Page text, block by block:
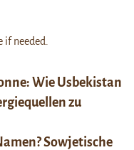
Wie Usbekistan
zu
Sowjetische
if needed.